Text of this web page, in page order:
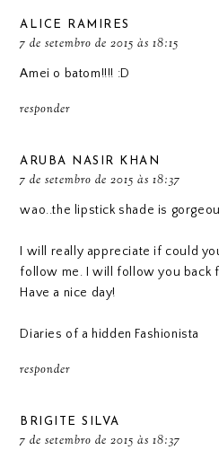
ALICE RAMIRES
7 de setembro de 2015 às 18:15
Amei o batom!!!! :D
responder
ARUBA NASIR KHAN
7 de setembro de 2015 às 18:37
wao..the lipstick shade is
I will really appreciate if could
follow me. I will follow you back
Have a nice day!
Diaries of a hidden Fashionista
responder
BRIGITE SILVA
7 de setembro de 2015 às 18:37